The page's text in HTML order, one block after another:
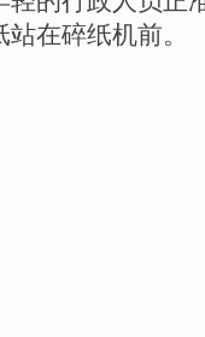
站在碎纸机前 。